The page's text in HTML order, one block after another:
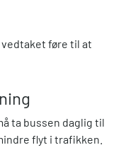
føre til at
ta bussen daglig til
flyt i trafikken.